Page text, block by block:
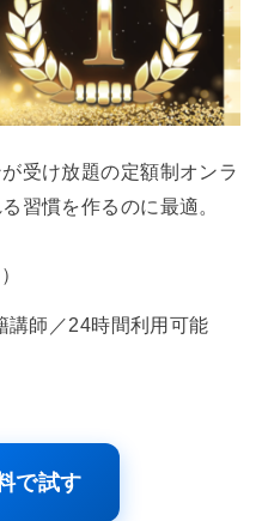
受け放題の定額制オンラ
習慣を作るのに最適。
講師／24時間利用可能
で試す